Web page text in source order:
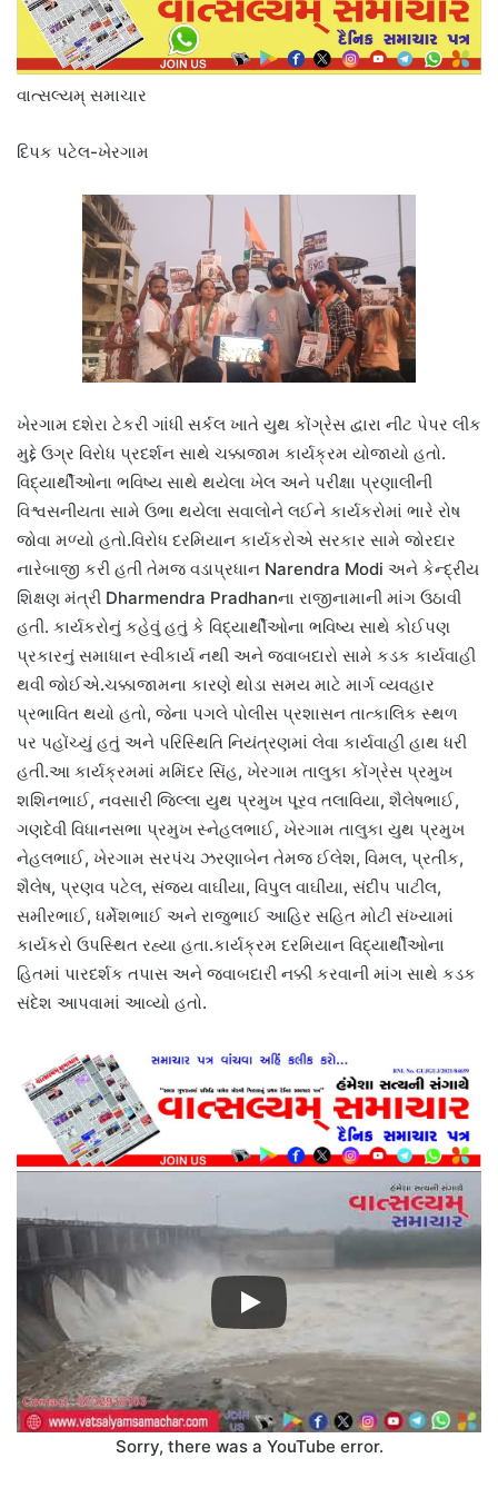
વાત્સલ્યમ્ સમાચાર
દિપક પટેલ-ખેરગામ
ખેરગામ દશેરા ટેકરી ગાંધી સર્કલ ખાતે યુથ કોંગ્રેસ દ્વારા નીટ પેપર લીક
મુદ્દે ઉગ્ર વિરોધ પ્રદર્શન સાથે ચક્કાજામ કાર્યક્રમ યોજાયો હતો.
વિદ્યાર્થીઓના ભવિષ્ય સાથે થયેલા ખેલ અને પરીક્ષા પ્રણાલીની
વિશ્વસનીયતા સામે ઉભા થયેલા સવાલોને લઈને કાર્યકરોમાં ભારે રોષ
જોવા મળ્યો હતો.વિરોધ દરમિયાન કાર્યકરોએ સરકાર સામે જોરદાર
નારેબાજી કરી હતી તેમજ વડાપ્રધાન Narendra Modi અને કેન્દ્રીય
શિક્ષણ મંત્રી Dharmendra Pradhanના રાજીનામાની માંગ ઉઠાવી
હતી. કાર્યકરોનું કહેવું હતું કે વિદ્યાર્થીઓના ભવિષ્ય સાથે કોઈપણ
પ્રકારનું સમાધાન સ્વીકાર્ય નથી અને જવાબદારો સામે કડક કાર્યવાહી
થવી જોઈએ.ચક્કાજામના કારણે થોડા સમય માટે માર્ગ વ્યવહાર
પ્રભાવિત થયો હતો, જેના પગલે પોલીસ પ્રશાસન તાત્કાલિક સ્થળ
પર પહોંચ્યું હતું અને પરિસ્થિતિ નિયંત્રણમાં લેવા કાર્યવાહી હાથ ધરી
હતી.આ કાર્યક્રમમાં મમિંદર સિંહ, ખેરગામ તાલુકા કોંગ્રેસ પ્રમુખ
શશિનભાઈ, નવસારી જિલ્લા યુથ પ્રમુખ પૂરવ તલાવિયા, શૈલેષભાઈ,
ગણદેવી વિધાનસભા પ્રમુખ સ્નેહલભાઈ, ખેરગામ તાલુકા યુથ પ્રમુખ
નેહલભાઈ, ખેરગામ સરપંચ ઝરણાબેન તેમજ ઈલેશ, વિમલ, પ્રતીક,
શૈલેષ, પ્રણવ પટેલ, સંજય વાઘીયા, વિપુલ વાઘીયા, સંદીપ પાટીલ,
સમીરભાઈ, ધર્મેશભાઈ અને રાજુભાઈ આહિર સહિત મોટી સંખ્યામાં
કાર્યકરો ઉપસ્થિત રહ્યા હતા.કાર્યક્રમ દરમિયાન વિદ્યાર્થીઓના
હિતમાં પારદર્શક તપાસ અને જવાબદારી નક્કી કરવાની માંગ સાથે કડક
સંદેશ આપવામાં આવ્યો હતો.
Sorry, there was a YouTube error.